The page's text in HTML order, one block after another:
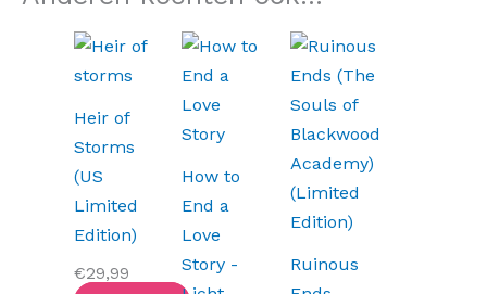
Heir of
Storms
(US
Limited
Edition)
€29,99
How to
End a
Love
Story -
Oorspronkelijke
prijs
was:
€15,49.
Huidige
€12,39.
Ruinous